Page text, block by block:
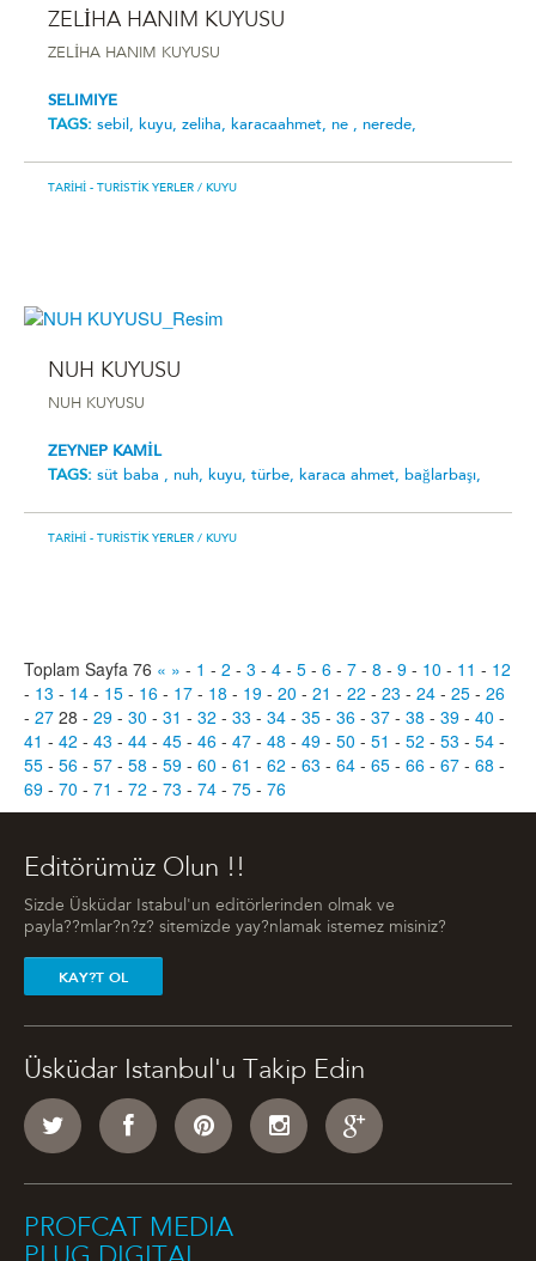
ZELİHA HANIM KUYUSU
ZELİHA HANIM KUYUSU
SELIMIYE
TAGS: sebil, kuyu, zeliha, karacaahmet, ne , nerede,
TARIHI - TURISTIK YERLER / KUYU
NUH KUYUSU
NUH KUYUSU
ZEYNEP KAMİL
TAGS: süt baba , nuh, kuyu, türbe, karaca ahmet, bağlarbaşı,
TARIHI - TURISTIK YERLER / KUYU
Toplam Sayfa 76 « » - 1 - 2 - 3 - 4 - 5 - 6 - 7 - 8 - 9 - 10 - 11 - 12
- 13 - 14 - 15 - 16 - 17 - 18 - 19 - 20 - 21 - 22 - 23 - 24 - 25 - 26
- 27 28 - 29 - 30 - 31 - 32 - 33 - 34 - 35 - 36 - 37 - 38 - 39 - 40 -
41 - 42 - 43 - 44 - 45 - 46 - 47 - 48 - 49 - 50 - 51 - 52 - 53 - 54 -
55 - 56 - 57 - 58 - 59 - 60 - 61 - 62 - 63 - 64 - 65 - 66 - 67 - 68 -
69 - 70 - 71 - 72 - 73 - 74 - 75 - 76
Editörümüz Olun !!
Sizde Üsküdar Istabul'un editörlerinden olmak ve
payla??mlar?n?z? sitemizde yay?nlamak istemez misiniz?
KAY?T OL
Üsküdar Istanbul'u Takip Edin
PROFCAT MEDIA